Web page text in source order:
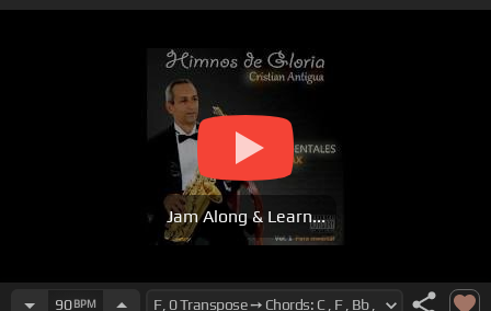
Jam Along & Learn...
90BPM